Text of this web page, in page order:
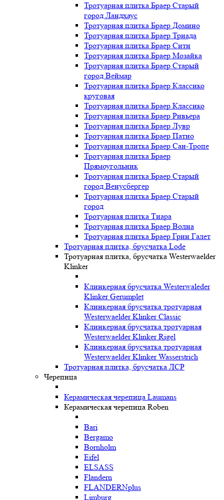
Тротуарная плитка Браер Старый
город Ландхаус
Тротуарная плитка Браер Домино
Тротуарная плитка Браер Триада
Тротуарная плитка Браер Сити
Тротуарная плитка Браер Мозайка
Тротуарная плитка Браер Старый
город Веймар
Тротуарная плитка Браер Классико
круговая
Тротуарная плитка Браер Классико
Тротуарная плитка Браер Ривьера
Тротуарная плитка Браер Лувр
Тротуарная плитка Браер Патио
Тротуарная плитка Браер Сан-Тропе
Тротуарная плитка Браер
Прямоугольник
Тротуарная плитка Браер Старый
город Венусбергер
Тротуарная плитка Браер Старый
город
Тротуарная плитка Тиара
Тротуарная плитка Браер Волна
Тротуарная плитка Браер Грин Галет
Тротуарная плитка, брусчатка Lode
Тротуарная плитка, брусчатка Westerwaelder
Klinker
Клинкерная брусчатка Westerwaleder
Klinker Gerumplet
Клинкерная брусчатка тротуарная
Westerwaelder Klinker Classic
Клинкерная брусчатка тротуарная
Westerwaelder Klinker Rigel
Клинкерная брусчатка тротуарная
Westerwaelder Klinker Wasserstrich
Тротуарная плитка, брусчатка ЛСР
Черепица
Керамическая черепица Laumans
Керамическая черепица Roben
Bari
Bergamo
Bornholm
Eifel
ELSASS
Flandern
FLANDERNplus
Limburg